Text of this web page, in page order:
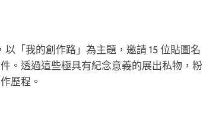
「我的創作路」為主題，邀請 15 位貼圖名
。透過這些極具有紀念意義的展出私物，粉
歷程。